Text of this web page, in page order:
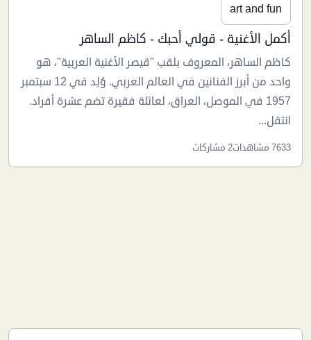
art and fun
أكمل الأغنية - قولي أحبك - كاظم الساهر
كاظم الساهر، المعروف بلقب "قيصر الأغنية العربية"، هو
واحد من أبرز الفنانين في العالم العربي. وُلِد في 12 سبتمبر
1957 في الموصل، العراق، لعائلة فقيرة تضم عشرة أفراد.
انتقل...
7633 مشاهدات 2 مشاركات